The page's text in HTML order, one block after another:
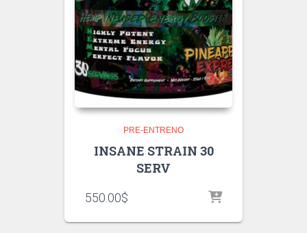
PRE-ENTRENO
INSANE STRAIN 30
SERV
550.00$